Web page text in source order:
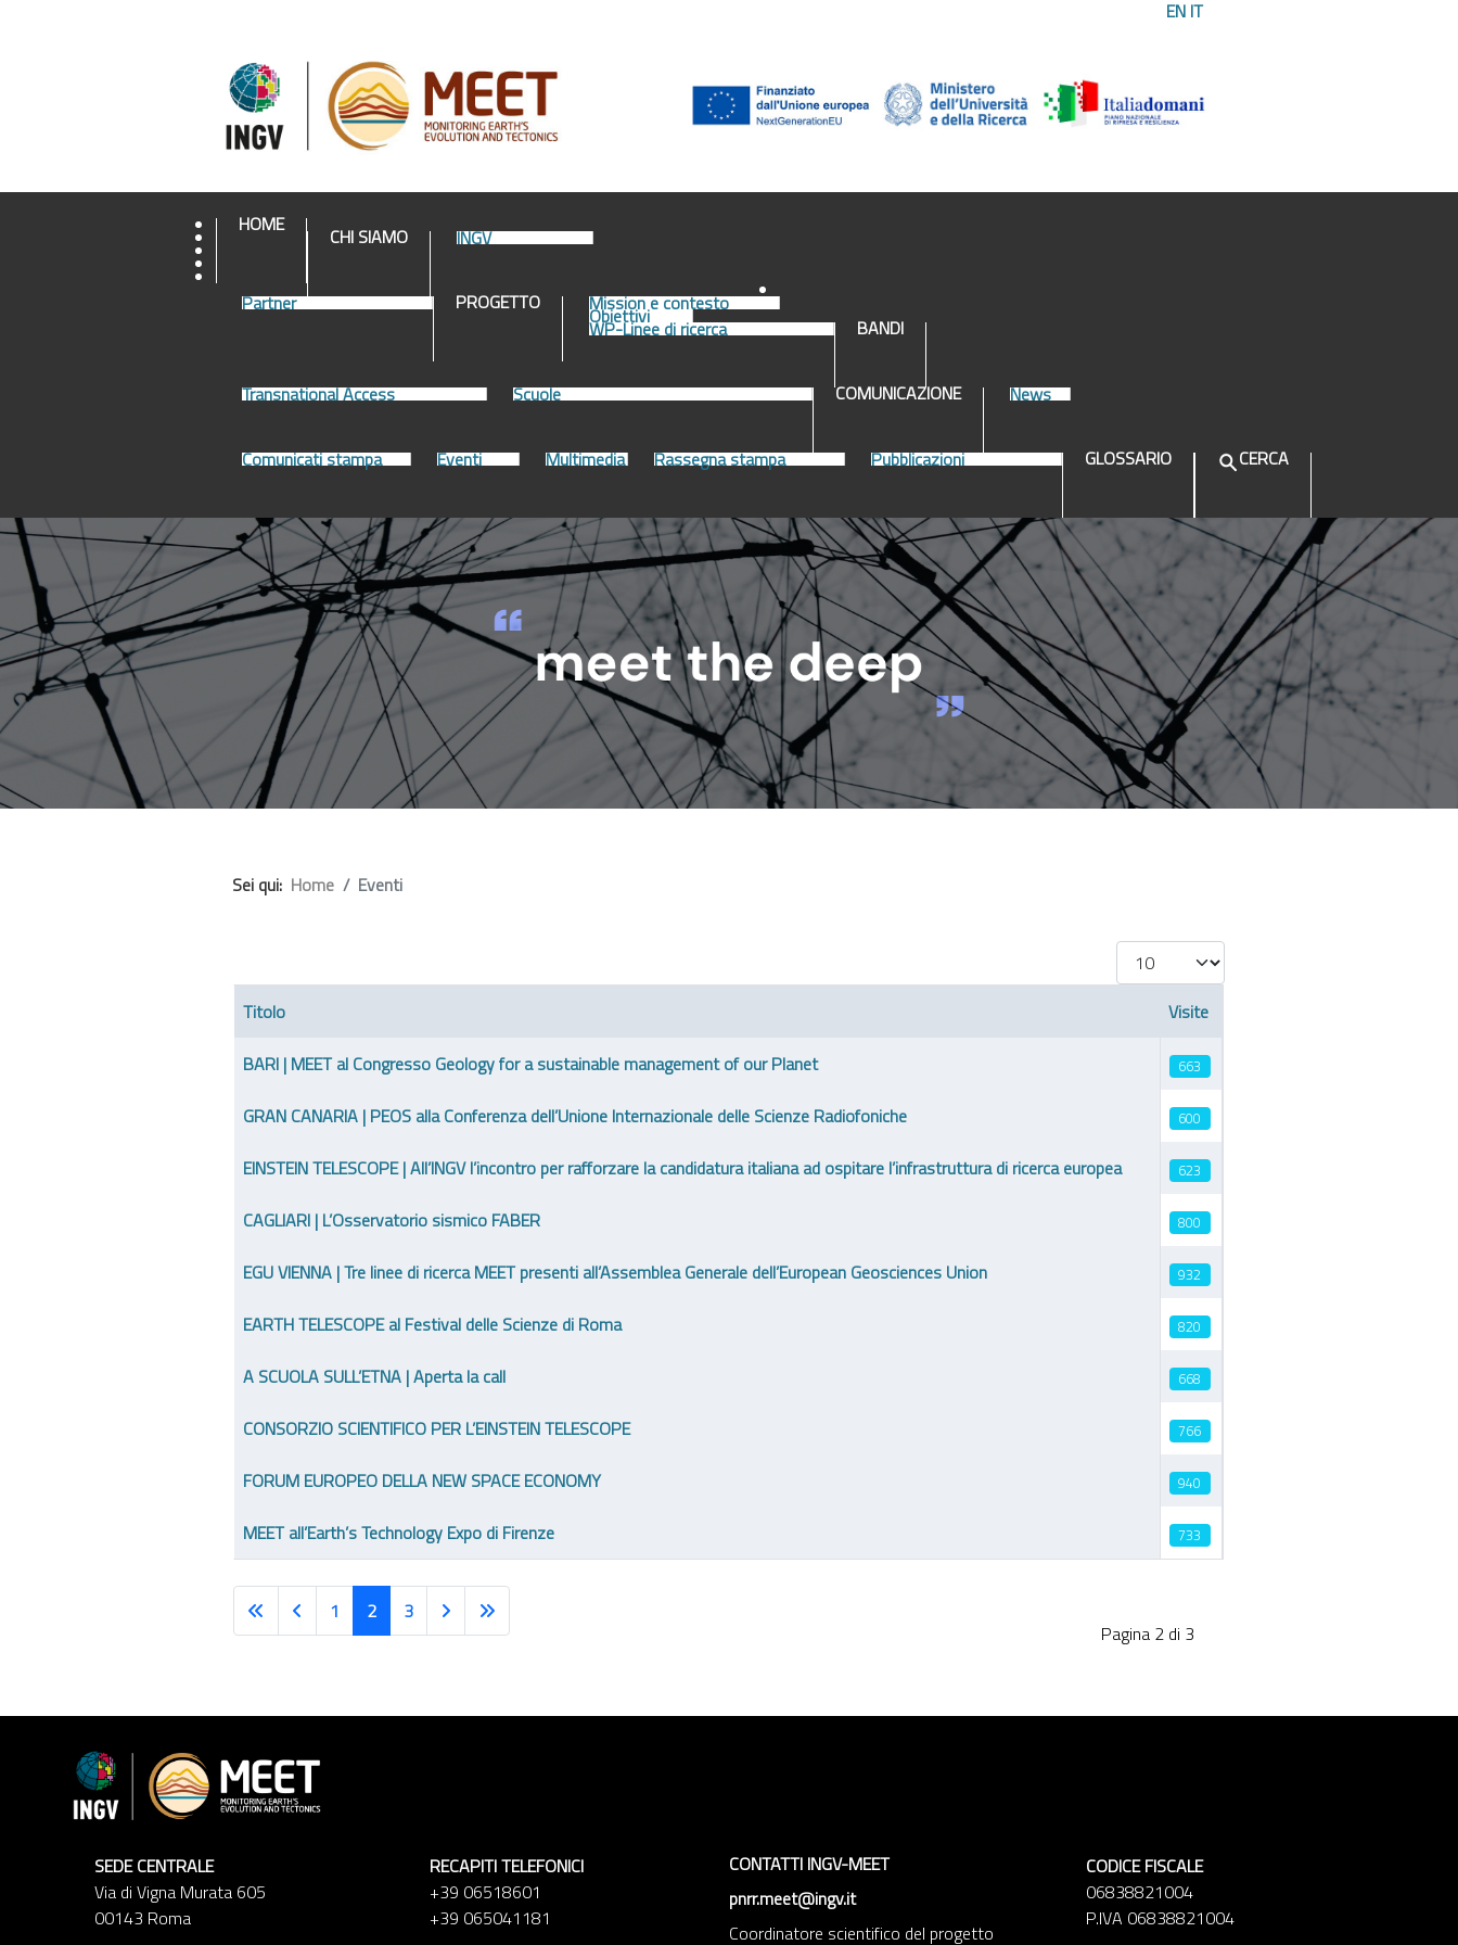
EN IT
HOME CHI SIAMO INGV
Partner PROGETTO Mission e contesto
Obiettivi
WP-Linee di ricerca BANDI
Transnational Access Scuole COMUNICAZIONE News
Comunicati stampa Eventi Multimedia Rassegna stampa Pubblicazioni GLOSSARIO CERCA
Sei qui: Home Eventi
Visualizza #
Articoli
Titolo
Visite
BARI | MEET al Congresso Geology for a sustainable management of our Planet
663
GRAN CANARIA | PEOS alla Conferenza dell’Unione Internazionale delle Scienze Radiofoniche 600
EINSTEIN TELESCOPE | All’INGV l’incontro per rafforzare la candidatura italiana ad ospitare l’infrastruttura di ricerca europea 623
CAGLIARI | L’Osservatorio sismico FABER 800
EGU VIENNA | Tre linee di ricerca MEET presenti all’Assemblea Generale dell’European Geosciences Union 932
EARTH TELESCOPE al Festival delle Scienze di Roma 820
A SCUOLA SULL’ETNA | Aperta la call 668
CONSORZIO SCIENTIFICO PER L’EINSTEIN TELESCOPE 766
FORUM EUROPEO DELLA NEW SPACE ECONOMY 940
MEET all’Earth’s Technology Expo di Firenze 733
Pagina 2 di 3
1 2 3
SEDE CENTRALE
Via di Vigna Murata 605
00143 Roma
RECAPITI TELEFONICI
+39 06518601
+39 065041181
CONTATTI INGV-MEET
pnrr.meet@ingv.it
Coordinatore scientifico del progetto
CODICE FISCALE
06838821004
P.IVA 06838821004